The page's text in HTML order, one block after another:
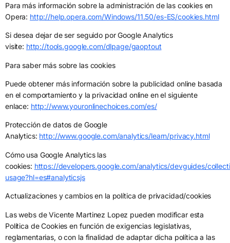
Para más información sobre la administración de las cookies en
Opera: http://help.opera.com/Windows/11.50/es-ES/cookies.html
Si desea dejar de ser seguido por Google Analytics
visite: http://tools.google.com/dlpage/gaoptout
Para saber más sobre las cookies
Puede obtener más información sobre la publicidad online basada
en el comportamiento y la privacidad online en el siguiente
enlace: http://www.youronlinechoices.com/es/
Protección de datos de Google
Analytics: http://www.google.com/analytics/learn/privacy.html
Cómo usa Google Analytics las
cookies: https://developers.google.com/analytics/devguides/
usage?hl=es#analyticsjs
Actualizaciones y cambios en la política de privacidad/cookies
Las webs de Vicente Martinez Lopez pueden modificar esta
Política de Cookies en función de exigencias legislativas,
reglamentarias, o con la finalidad de adaptar dicha política a las